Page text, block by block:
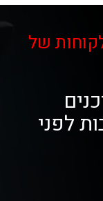
של
לפני